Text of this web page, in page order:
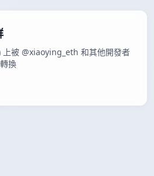
被 @xiaoying_eth 和其他開發者
換